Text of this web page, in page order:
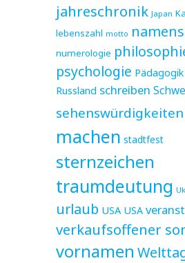
jahreschronik Japan
lebenszahl motto
numerologie
psychologie Pädagogik
Russland schreiben
sehenswürdigkeiten
machen stadtfest
sternzeichen
traumdeutung
urlaub USA USA
verkaufsoffener
vornamen